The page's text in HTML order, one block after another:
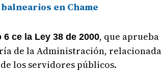
en Chame
ce la Ley 38 de 2000, que aprueba
de la Administración, relacionada
los servidores públicos.